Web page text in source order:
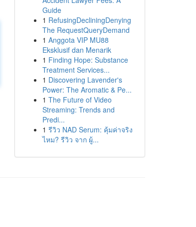
Guide
1 RefusingDecliningDenying
The RequestQueryDemand
1 Anggota VIP MU88
Eksklusif dan Menarik
1 Finding Hope: Substance
Treatment Services...
1 Discovering Lavender's
Power: The Aromatic & Pe...
1 The Future of Video
Streaming: Trends and
Predi...
1 รีวิว NAD Serum: คุ้มค่าจริง
ไหม? รีวิว จาก ผู้...